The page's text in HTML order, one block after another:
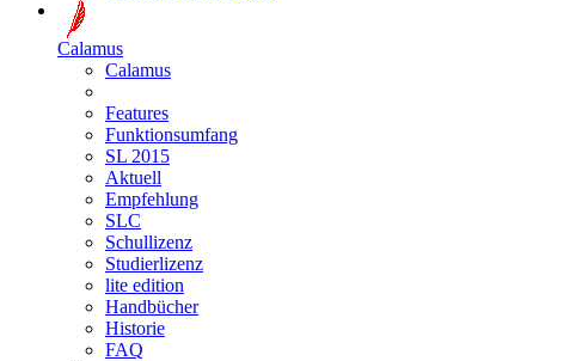
Calamus
Calamus
Features
Funktionsumfang
SL 2015
Aktuell
Empfehlung
SLC
Schullizenz
Studierlizenz
lite edition
Handbücher
Historie
FAQ